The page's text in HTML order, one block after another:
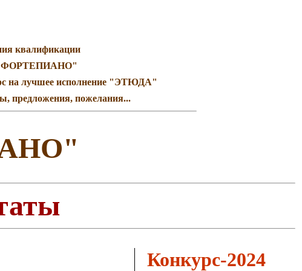
квалификации
на лучшее исполнение "ЭТЮДА"
предложения, пожелания...
Конкурс-2024